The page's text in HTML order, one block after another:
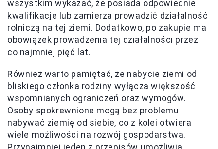
wszystkim wykazać, że posiada odpowiednie
kwalifikacje lub zamierza prowadzić działalność
rolniczą na tej ziemi. Dodatkowo, po zakupie ma
obowiązek prowadzenia tej działalności przez
co najmniej pięć lat.
Również warto pamiętać, że nabycie ziemi od
bliskiego członka rodziny wyłącza większość
wspomnianych ograniczeń oraz wymogów.
Osoby spokrewnione mogą bez problemu
nabywać ziemię od siebie, co z kolei otwiera
wiele możliwości na rozwój gospodarstwa.
Przynajmniej jeden z przepisów umożliwia